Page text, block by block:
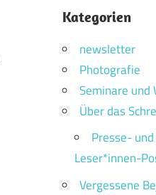
Kategorien
newsletter
Photografie
Seminare
Über das
Presse-
Leser*innen-
Vergessene